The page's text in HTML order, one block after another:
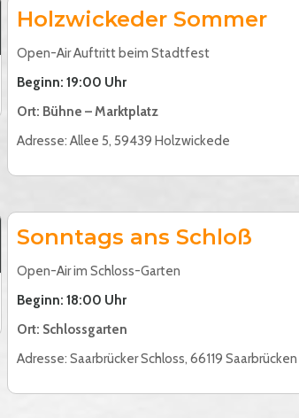
Holzwickeder Sommer
Open-Air Auftritt beim Stadtfest
Beginn: 19:00 Uhr
Ort: Bühne – Marktplatz
Adresse: Allee 5, 59439 Holzwickede
Sonntags ans Schloß
Open-Air im Schloss-Garten
Beginn: 18:00 Uhr
Ort: Schlossgarten
Adresse: Saarbrücker Schloss, 66119 Saarbrücken